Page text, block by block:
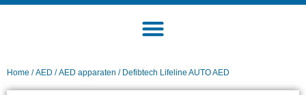
Home /AED /AED apparaten / Defibtech Lifeline AUTO AED